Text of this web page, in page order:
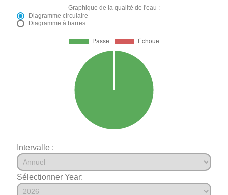
Graphique de la qualité de l'eau :
Diagramme circulaire
Diagramme à barres
Intervalle :
Sélectionner Year: